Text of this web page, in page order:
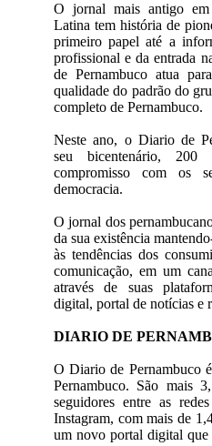
O jornal mais antigo
Latina tem história de
primeiro papel até a
profissional e da entrada
de Pernambuco atua
qualidade do padrão do
completo de Pernambuco.
Neste ano, o Diario de
seu bicentenário, 200
compromisso com os
democracia.
O jornal dos
da sua existência
às tendências dos
comunicação, em um
através de suas
digital, portal de notícias e
DIARIO DE
O Diario de Pernambuco
Pernambuco. São mais
seguidores entre as
Instagram, com mais de
um novo portal digital